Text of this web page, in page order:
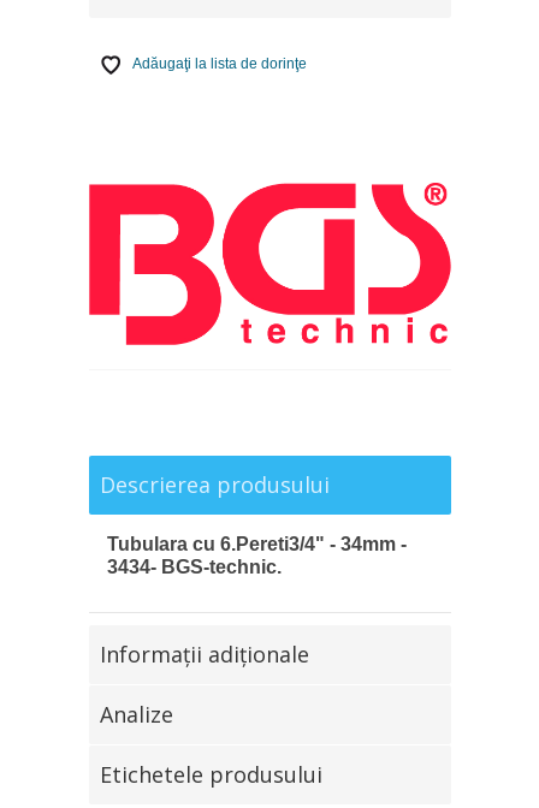
Adăugaţi la lista de dorinţe
Descrierea produsului
Tubulara cu 6.Pereti3/4" - 34mm -
3434- BGS-technic.
Informaţii adiţionale
Analize
Etichetele produsului